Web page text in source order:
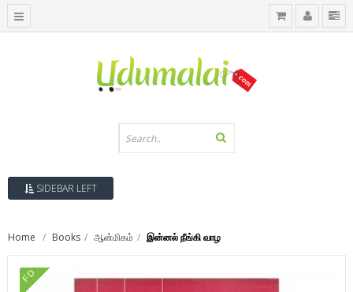
SIDEBAR LEFT
Home Books ஆன்மிகம் இன்னல் நீங்கி வாழ
FD